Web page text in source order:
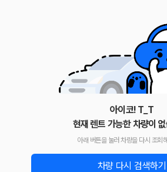
아이코! T_T
현재 렌트 가능한 차량이
아래 버튼을 눌러 차량을 다시 조회
차량 다시 검색하기